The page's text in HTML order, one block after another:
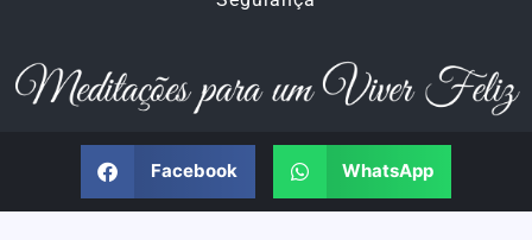
Facebook WhatsApp